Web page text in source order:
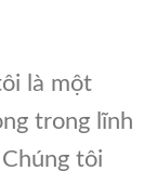
là một
trong lĩnh
tôi